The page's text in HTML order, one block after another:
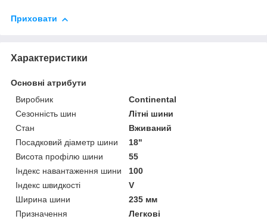
Приховати
Характеристики
Основні атрибути
Виробник
Continental
Сезонність шин
Літні шини
Стан
Вживаний
Посадковий діаметр шини
18"
Висота профілю шини
55
Індекс навантаження шини
100
Індекс швидкості
V
Ширина шини
235 мм
Призначення
Легкові